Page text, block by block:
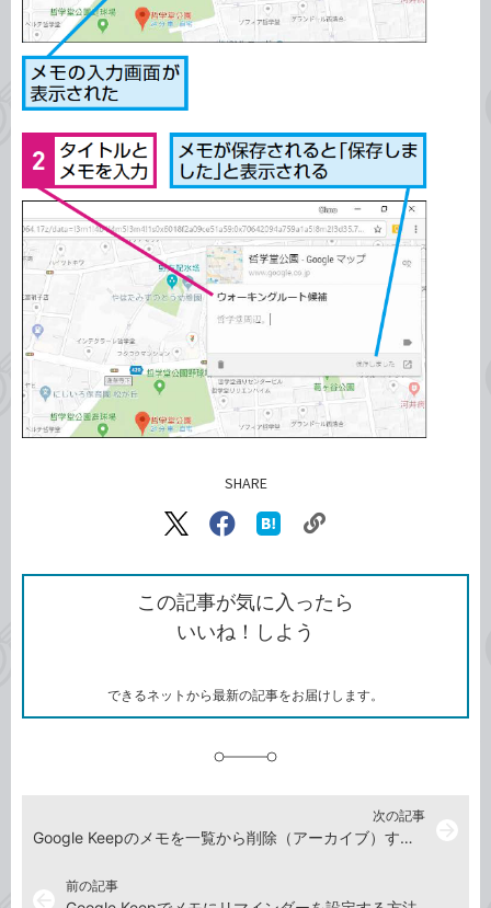
SHARE
X（旧
で
シ
ェ
ア
Facebook
シ
ェ
ア
な
ッ
ク
ク
ク
を
コ
この記事が気に入ったら
いいね！しよう
できるネットから最新の記事をお届けします。
前の記事
次の記事
Google Keepのメモを一覧から削除（アーカイブ）する方法